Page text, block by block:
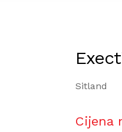
Sitland
Cijena